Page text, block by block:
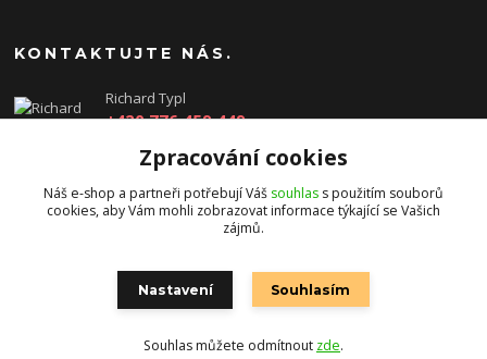
KONTAKTUJTE NÁS.
Richard Typl
+420 776 459 449
obchod@rtgames.cz
Vytvořeno na Eshop-rychle.cz
Zpracování cookies
Náš e-shop a partneři potřebují Váš souhlas s použitím souborů
cookies, aby Vám mohli zobrazovat informace týkající se Vašich
zájmů.
Nastavení Souhlasím
Souhlas můžete odmítnout zde.